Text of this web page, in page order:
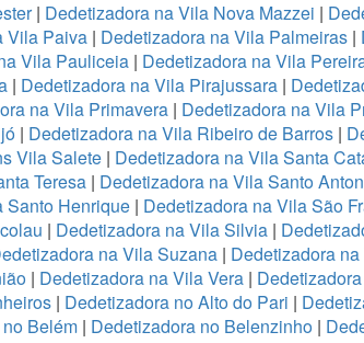
| Dedetizadora na Vila Nova Mazzei |
Vila Paiva | Dedetizadora na Vila Palmeiras |
Vila Pauliceia | Dedetizadora na Vila
| Dedetizadora na Vila Pirajussara|
na Vila Primavera| Dedetizadora na Vila
| Dedetizadora na Vila Ribeiro de Barros |
Vila Salete | Dedetizadora na Vila Santa
Teresa | Dedetizadora na Vila Santo
Santo Henrique | Dedetizadora na Vila São
| Dedetizadora na Vila Silvia |
na Vila Suzana | Dedetizadora
| Dedetizadora na Vila Vera|
| Dedetizadora no Alto do Pari |
Belém| Dedetizadora no Belenzinho|